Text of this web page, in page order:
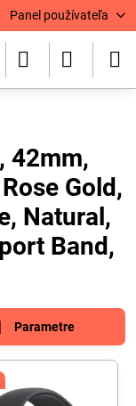
Panel používateľa
42mm,
Gold,
Natural,
Band,
Parametre